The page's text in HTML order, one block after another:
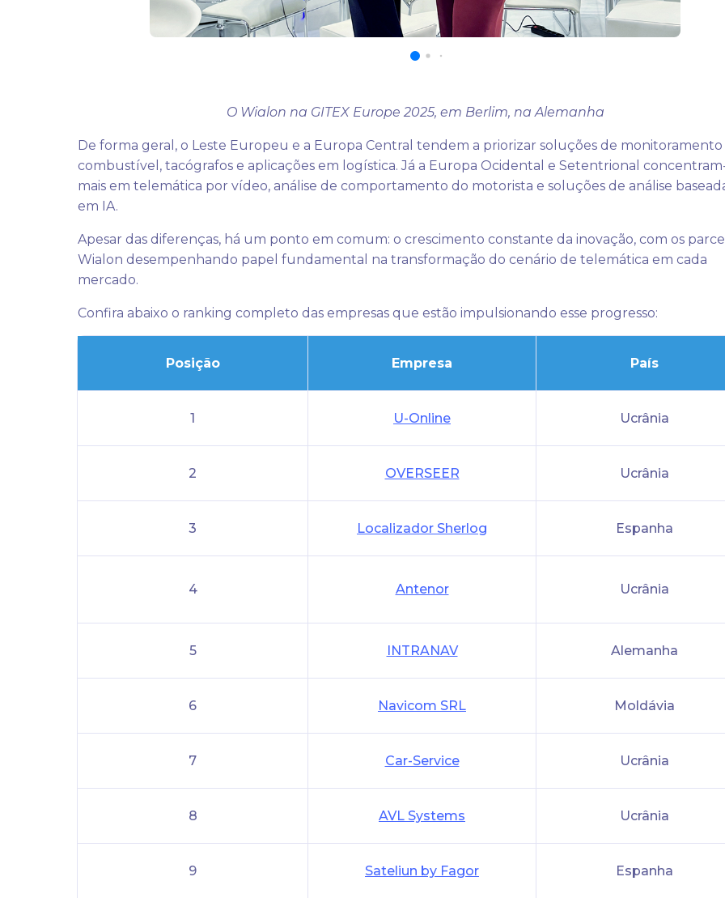
O Wialon na GITEX Europe 2025, em Berlim, na Alemanha
De forma geral, o Leste Europeu e a Europa Central tendem a priorizar soluções de monitoramento
combustível, tacógrafos e aplicações em logística. Já a Europa Ocidental e Setentrional
mais em telemática por vídeo, análise de comportamento do motorista e soluções de análise
em IA.
Apesar das diferenças, há um ponto em comum: o crescimento constante da inovação, com os
Wialon desempenhando papel fundamental na transformação do cenário de telemática em cada
mercado.
Confira abaixo o ranking completo das empresas que estão impulsionando esse progresso:
Posição Empresa País
1 U-Online Ucrânia
2 OVERSEER Ucrânia
3 Localizador Sherlog Espanha
4 Antenor Ucrânia
5 INTRANAV Alemanha
6 Navicom SRL Moldávia
7 Car-Service Ucrânia
8 AVL Systems Ucrânia
9 Sateliun by Fagor Espanha